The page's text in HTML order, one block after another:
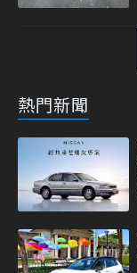
熱門新聞